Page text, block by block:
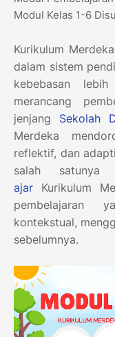
Modul Kelas 1-6
Kurikulum
dalam sistem
kebebasan
merancang
jenjang Sekolah
Merdeka
reflektif, dan
salah
ajar Kurikulum
pembelajaran
kontekstual,
sebelumnya.